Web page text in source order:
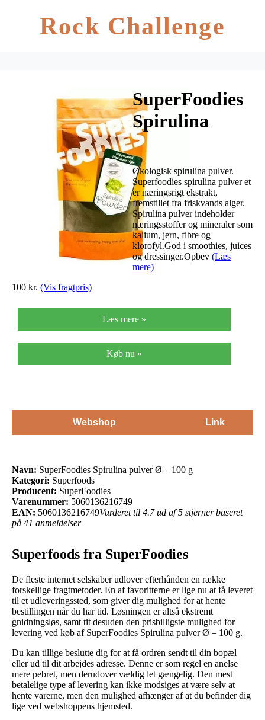
Rock Challenge
SuperFoodies
Spirulina
pulver Ø – 100
g
Økologisk spirulina pulver.
Superfoodies spirulina pulver et
er næringsrigt ekstrakt,
fremstillet fra friskvands alger.
Spirulina pulver indeholder
næringsstoffer og mineraler som
kalium, jern, fibre og
klorofyl.God i smoothies, juices
og dressinger.Opbev (Læs
mere)
100 kr. (Vis fragtpris)
Læs mere »
Køb nu »
Webshop Link
Navn: SuperFoodies Spirulina pulver Ø – 100 g
Kategori: Superfoods
Producent: SuperFoodies
Varenummer: 5060136216749
EAN: 5060136216749Vurderet til 4.7 ud af 5 stjerner baseret
på 41 anmeldelser
Superfoods fra SuperFoodies
De fleste internet selskaber udlover efterhånden en række
forskellige fragtmetoder. En af favoritterne er lige nu at få leveret
til et udleveringssted, som giver dig mulighed for at hente
bestillingen når du har tid. Løsningen er altså ekstremt
gnidningsløs, samt tit desuden den prisbilligste mulighed for
levering ved køb af SuperFoodies Spirulina pulver Ø – 100 g.
Du kan tillige beslutte dig for at få ordren sendt til din bopæl
eller ud til dit arbejdes adresse. Denne er som regel en anelse
mere pebret, men derudover vældig let gængelig. Den mest
betalelige type af levering kan ikke modsiges at være selv at
hente varerne, men den mulighed afhænger af at du befinder dig
lige ved webshoppens hjemsted.